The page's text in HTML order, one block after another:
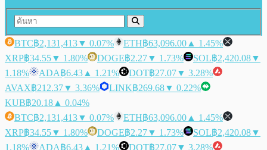
BTC฿2,131,413▼ 0.07% ETH฿63,096.00 ▲ 1.45%
XRP฿34.55▼ 1.80% DOGE฿2.27▼ 1.73% SOL฿2,420.08▼
1.18%
ADA฿6.43 ▲ 1.21% DOT฿27.07▼ 3.28%
AVAX฿212.37▼ 3.36% LINK฿269.68▼ 0.22%
KUB฿20.18 ▲ 0.04%
BTC฿2,131,413▼ 0.07% ETH฿63,096.00 ▲ 1.45%
XRP฿34.55▼ 1.80% DOGE฿2.27▼ 1.73% SOL฿2,420.08▼
1.18%
ADA฿6.43 ▲ 1.21% DOT฿27.07▼ 3.28%